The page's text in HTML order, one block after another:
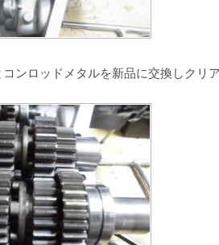
コンロッドメタルを新品に交換しクリ